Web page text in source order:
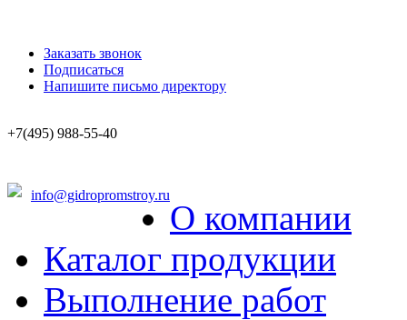
Заказать звонок
Подписаться
Напишите письмо директору
+7(495) 988-55-40
info@gidropromstroy.ru
О компании
Каталог продукции
Выполнение работ